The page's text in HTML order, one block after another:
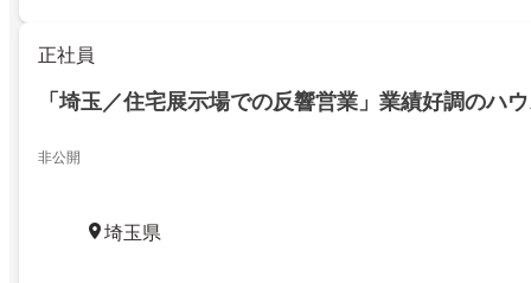
正社員
「埼玉／住宅展示場での反響営業」業績好調のハ
非公開
埼玉県